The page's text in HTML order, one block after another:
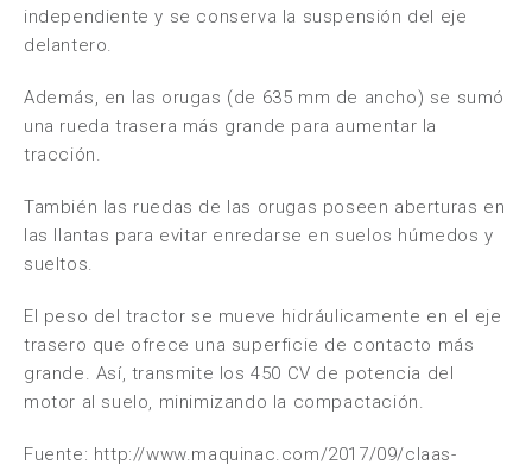
independiente y se conserva la suspensión del eje
delantero.
Además, en las orugas (de 635 mm de ancho) se sumó
una rueda trasera más grande para aumentar la
tracción.
También las ruedas de las orugas poseen aberturas en
las llantas para evitar enredarse en suelos húmedos y
sueltos.
El peso del tractor se mueve hidráulicamente en el eje
trasero que ofrece una superficie de contacto más
grande. Así, transmite los 450 CV de potencia del
motor al suelo, minimizando la compactación.
Fuente: http://www.maquinac.com/2017/09/claas-